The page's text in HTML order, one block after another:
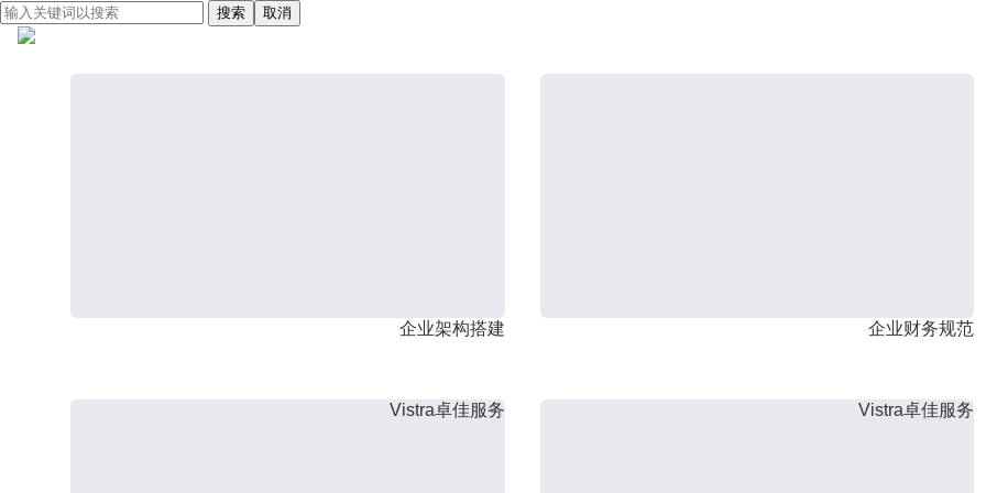
搜索 取消
企业架构搭建 企业财务规范
Vistra卓佳服务 Vistra卓佳服务